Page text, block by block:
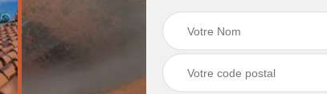
Démoussage de
toiture 21